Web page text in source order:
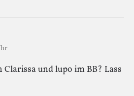
und lupo im BB? Lass